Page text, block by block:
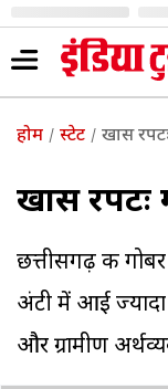
होम स्टेट खास
खास रपटः
छत्तीसगढ़ की
अंटी में आई
और ग्रामीण